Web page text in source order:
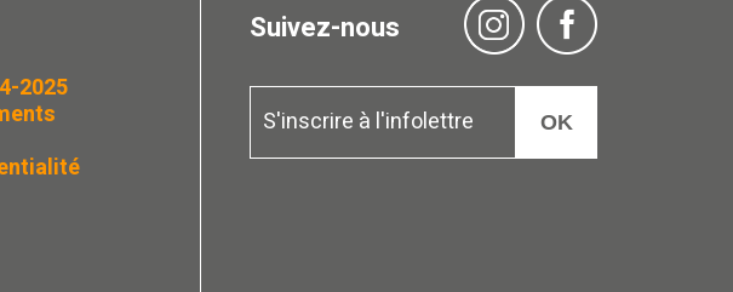
2025
Suivez-nous
OK